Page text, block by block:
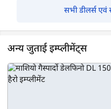
सभी डीलर्स एवं
अन्य जुताई इम्प्लीमेंट्स